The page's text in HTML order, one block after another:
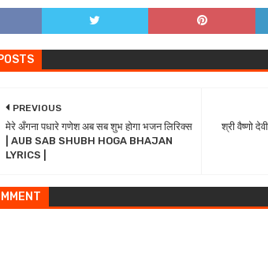
श्री वैष्णो
PREVIOUS
मेरे अँगना पधारे गणेश अब सब शुभ होगा भजन लिरिक्स
| AUB SAB SHUBH HOGA BHAJAN
LYRICS |